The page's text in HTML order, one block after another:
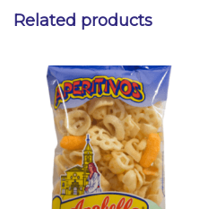
Related products